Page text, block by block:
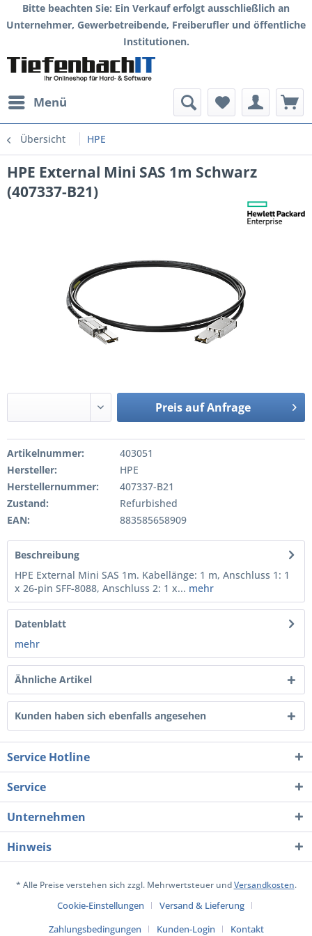
Bitte beachten Sie: Ein Verkauf erfolgt ausschließlich an
Unternehmer, Gewerbetreibende, Freiberufler und öffentliche
Institutionen.
Menü
Übersicht HPE
HPE External Mini SAS 1m Schwarz
(407337-B21)
Preis auf Anfrage
Artikelnummer:
403051
Hersteller:
HPE
Herstellernummer:
407337-B21
Zustand:
Refurbished
EAN:
883585658909
Beschreibung
HPE External Mini SAS 1m. Kabellänge: 1 m, Anschluss 1: 1
x 26-pin SFF-8088, Anschluss 2: 1 x... mehr
Datenblatt
mehr
Ähnliche Artikel
Kunden haben sich ebenfalls angesehen
Service Hotline
Service
Unternehmen
Hinweis
* Alle Preise verstehen sich zzgl. Mehrwertsteuer undVersandkosten.
Cookie-Einstellungen
Versand & Lieferung
Zahlungsbedingungen
Kunden-Login Kontakt